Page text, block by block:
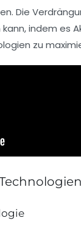
Die
indem es
zu